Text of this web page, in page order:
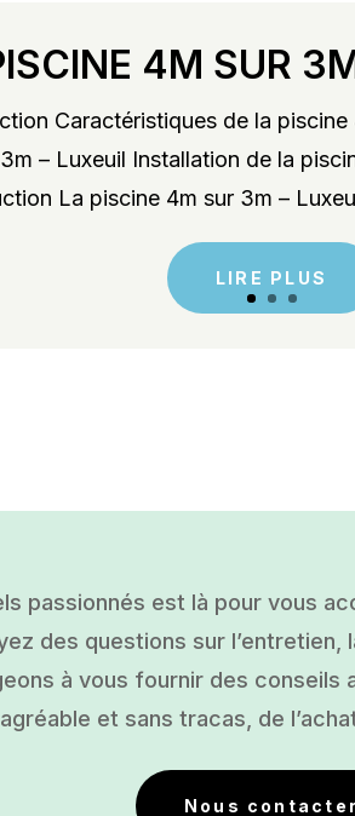
4M SUR
Caractéristiques de la
– Luxeuil Installation de la
La piscine 4m sur 3m –
LIRE PLUS
passionnés est là pour vous
des questions sur l’entretien,
à vous fournir des
et sans tracas, de
Nous contacter